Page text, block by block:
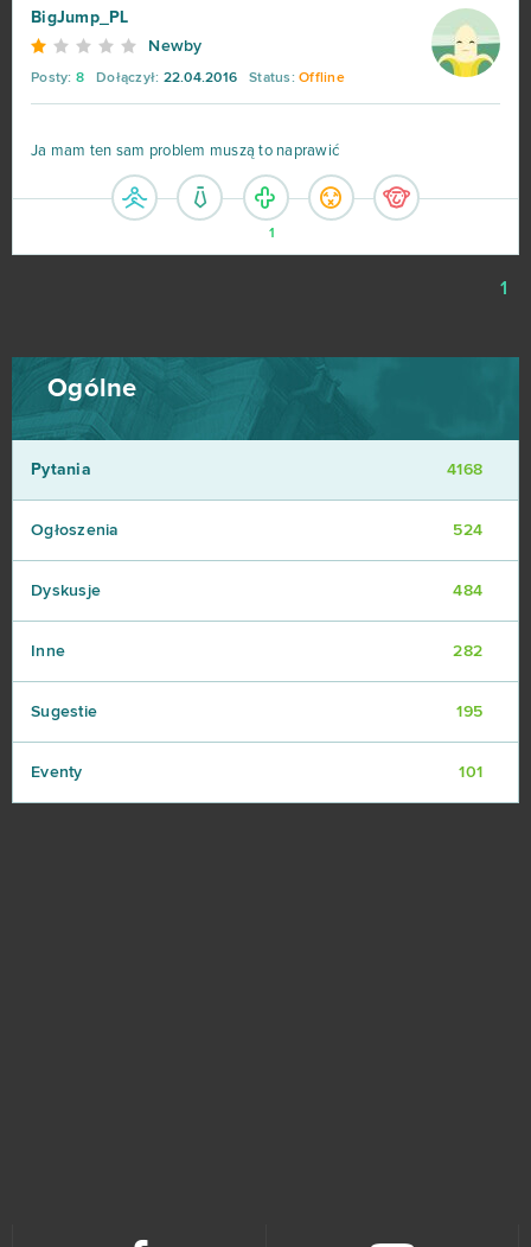
BigJump_PL
Newby
Posty: 8 Dołączył: 22.04.2016 Status: Offline
Ja mam ten sam problem muszą to naprawić
1
1
Ogólne
Pytania 4168
Ogłoszenia 524
Dyskusje 484
Inne 282
Sugestie 195
Eventy 101